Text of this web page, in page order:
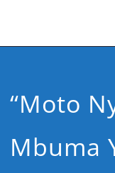
“Moto
Mbuma